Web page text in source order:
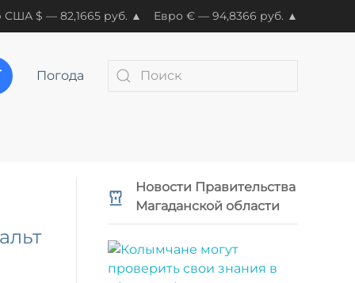
США $ — 82,1665 руб. ▲ Евро € — 94,8366 руб. ▲
Погода
Новости Правительства
Магаданской области